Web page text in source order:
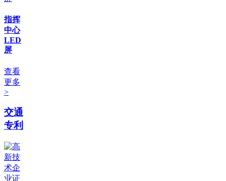
指挥
中心
LED
屏
查看
更多
>
交通
专利